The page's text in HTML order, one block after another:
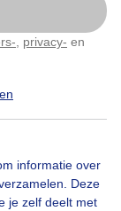
privacy- en
informatie over
Deze
je zelf deelt met